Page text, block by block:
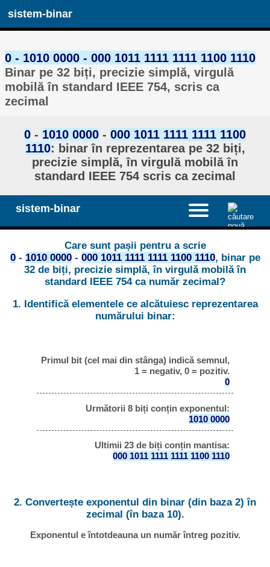
sistem-binar
0 - 1010 0000 - 000 1011 1111 1111 1100 1110
Binar pe 32 biți, precizie simplă, virgulă
mobilă în standard IEEE 754, scris ca
zecimal
0 - 1010 0000 - 000 1011 1111 1111 1100
1110: binar în reprezentarea pe 32 biți,
precizie simplă, în virgulă mobilă în
standard IEEE 754 scris ca zecimal
sistem-binar
Care sunt pașii pentru a scrie
0- 1010 0000- 000 1011 1111 1111 1100 1110, binar pe
32 de biți, precizie simplă, în virgulă mobilă în
standard IEEE 754 ca număr zecimal?
1. Identifică elementele ce alcătuiesc reprezentarea
numărului binar:
Primul bit (cel mai din stânga) indică semnul,
1 = negativ, 0 = pozitiv.
0
Următorii 8 biți conțin exponentul:
1010 0000
Ultimii 23 de biți conțin mantisa:
000 1011 1111 1111 1100 1110
2. Convertește exponentul din binar (din baza 2) în
zecimal (în baza 10).
Exponentul e întotdeauna un număr întreg pozitiv.